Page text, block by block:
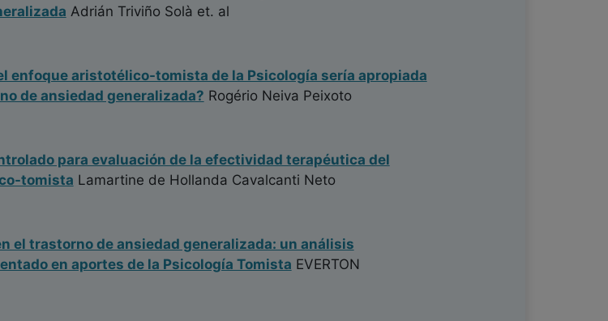
Adrián Triviño Solà et. al
enfoque aristotélico-tomista de la Psicología sería apropiada
de ansiedad generalizada? Rogério Neiva Peixoto
para evaluación de la efectividad terapéutica del
tomista Lamartine de Hollanda Cavalcanti Neto
el trastorno de ansiedad generalizada: un análisis
en aportes de la Psicología Tomista EVERTON